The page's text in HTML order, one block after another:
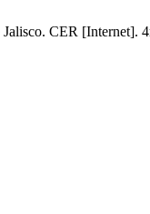
CER [Internet].